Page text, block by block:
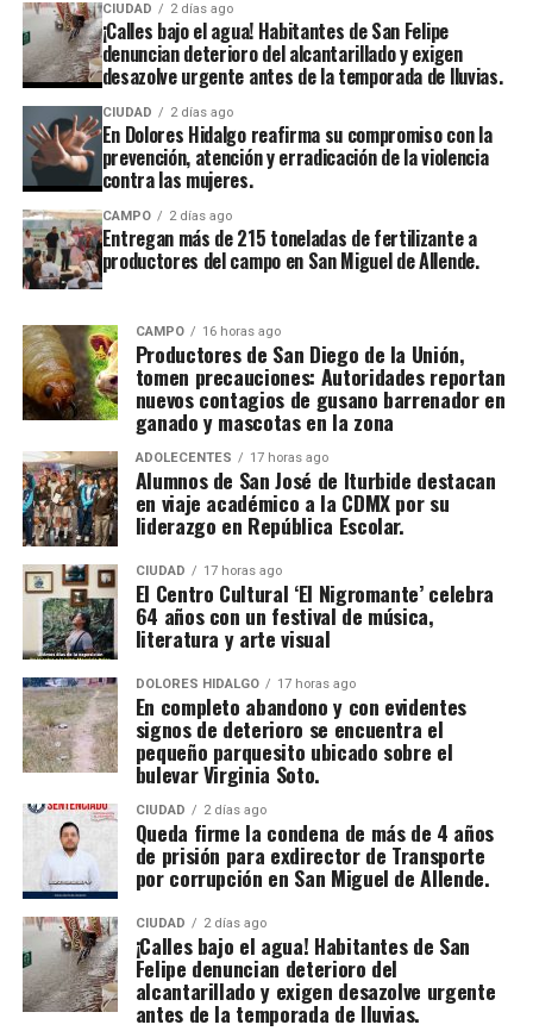
CIUDAD 2 días ago
¡Calles bajo el agua! Habitantes de San Felipe
denuncian deterioro del alcantarillado y exigen
desazolve urgente antes de la temporada de lluvias.
CIUDAD 2 días ago
En Dolores Hidalgo reafirma su compromiso con la
prevención, atención y erradicación de la violencia
contra las mujeres.
CAMPO 2 días ago
Entregan más de 215 toneladas de fertilizante a
productores del campo en San Miguel de Allende.
CAMPO 16 horas ago
Productores de San Diego de la Unión,
tomen precauciones: Autoridades reportan
nuevos contagios de gusano barrenador en
ganado y mascotas en la zona
ADOLECENTES 17 horas ago
Alumnos de San José de Iturbide destacan
en viaje académico a la CDMX por su
liderazgo en República Escolar.
CIUDAD 17 horas ago
El Centro Cultural ‘El Nigromante’ celebra
64 años con un festival de música,
literatura y arte visual
DOLORES HIDALGO 17 horas ago
En completo abandono y con evidentes
signos de deterioro se encuentra el
pequeño parquesito ubicado sobre el
bulevar Virginia Soto.
CIUDAD 2 días ago
Queda firme la condena de más de 4 años
de prisión para exdirector de Transporte
por corrupción en San Miguel de Allende.
CIUDAD 2 días ago
¡Calles bajo el agua! Habitantes de San
Felipe denuncian deterioro del
alcantarillado y exigen desazolve urgente
antes de la temporada de lluvias.